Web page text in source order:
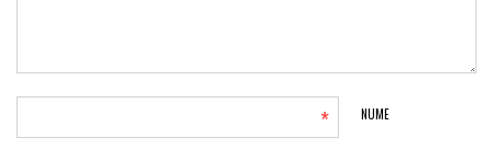
NUME
*